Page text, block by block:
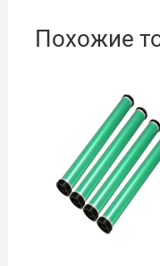
Похожие